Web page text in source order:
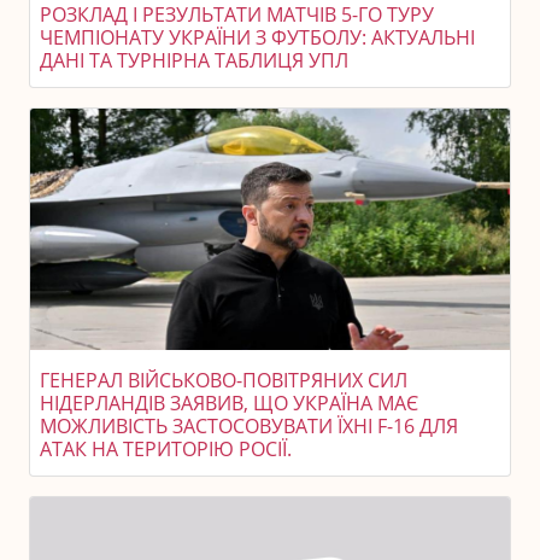
РОЗКЛАД І РЕЗУЛЬТАТИ МАТЧІВ 5-ГО ТУРУ
ЧЕМПІОНАТУ УКРАЇНИ З ФУТБОЛУ: АКТУАЛЬНІ
ДАНІ ТА ТУРНІРНА ТАБЛИЦЯ УПЛ
ГЕНЕРАЛ ВІЙСЬКОВО-ПОВІТРЯНИХ СИЛ
НІДЕРЛАНДІВ ЗАЯВИВ, ЩО УКРАЇНА МАЄ
МОЖЛИВІСТЬ ЗАСТОСОВУВАТИ ЇХНІ F-16 ДЛЯ
АТАК НА ТЕРИТОРІЮ РОСІЇ.